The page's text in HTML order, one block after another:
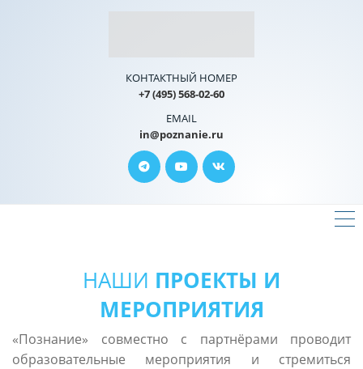
КОНТАКТНЫЙ НОМЕР
+7 (495) 568-02-60
EMAIL
in@poznanie.ru
НАШИ ПРОЕКТЫ И
МЕРОПРИЯТИЯ
«Познание» совместно с партнёрами проводит
образовательные мероприятия и стремиться